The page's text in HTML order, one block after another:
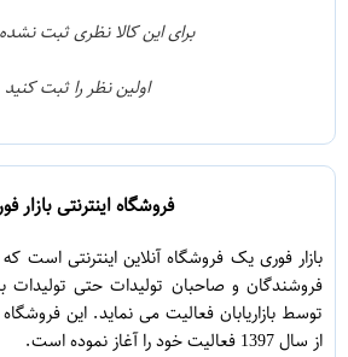
1
برای این کالا نظری ثبت
اولین نظر را ثبت کنید
فروشگاه اینترنتی بازار
بازار فوری یک فروشگاه آنلاین اینترنتی است
فروشندگان و صاحبان تولیدات حتی تولیدات
توسط بازاریابان فعالیت می نماید. این
از سال 1397 فعالیت خود را آغاز نموده است.